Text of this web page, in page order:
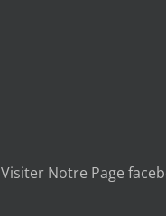
Visiter Notre Page